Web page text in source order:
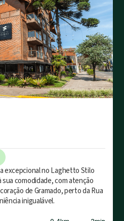
excepcional no Laghetto Stilo
comodidade, com atenção
de Gramado, perto da Rua
inigualável.